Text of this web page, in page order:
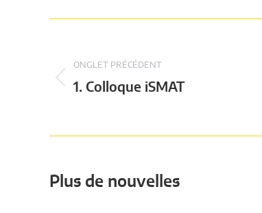
navigation
ONGLET PRÉCÉDENT
Article
1. Colloque iSMAT
Plus de nouvelles